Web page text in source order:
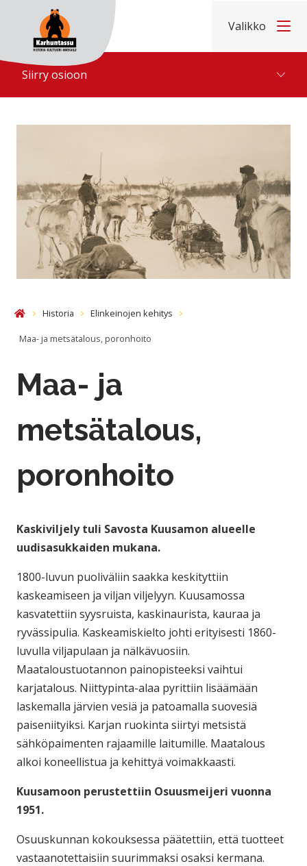
Hyppää sisältöön
Etusivu
Valikko
Siirry osioon
EtusivuHistoria Elinkeinojen kehitys
Maa- ja metsätalous, poronhoito
Maa- ja
metsätalous,
poronhoito
Kaskiviljely tuli Savosta Kuusamon alueelle
uudisasukkaiden mukana.
1800-luvun puoliväliin saakka keskityttiin
kaskeamiseen ja viljan viljelyyn. Kuusamossa
kasvatettiin syysruista, kaskinaurista, kauraa ja
ryvässipulia. Kaskeamiskielto johti erityisesti 1860-
luvulla viljapulaan ja nälkävuosiin.
Maataloustuotannon painopisteeksi vaihtui
karjatalous. Niittypinta-alaa pyrittiin lisäämään
laskemalla järvien vesiä ja patoamalla suovesiä
paiseniityiksi. Karjan ruokinta siirtyi metsistä
sähköpaimenten rajaamille laitumille. Maatalous
alkoi koneellistua ja kehittyä voimakkaasti.
Kuusamoon perustettiin Osuusmeijeri vuonna
1951.
Osuuskunnan kokouksessa päätettiin, että tuotteet
vastaanotettaisiin suurimmaksi osaksi kermana.